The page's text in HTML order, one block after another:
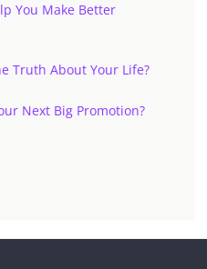
You Make Better
Truth About Your Life?
Next Big Promotion?